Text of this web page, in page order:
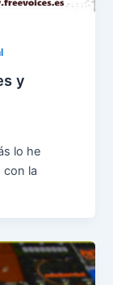
y
lo he
con la